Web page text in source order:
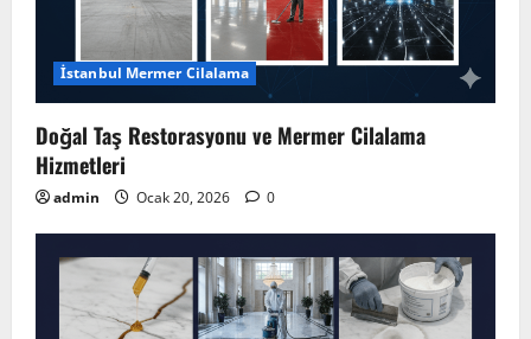
İstanbul Mermer Cilalama
Doğal Taş Restorasyonu ve Mermer Cilalama
Hizmetleri
admin Ocak 20, 2026 0